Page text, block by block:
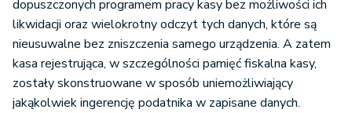
dopuszczonych programem pracy kasy bez możliwości ich
likwidacji oraz wielokrotny odczyt tych danych, które są
nieusuwalne bez zniszczenia samego urządzenia. A zatem
kasa rejestrująca, w szczególności pamięć fiskalna kasy,
zostały skonstruowane w sposób uniemożliwiający
jakąkolwiek ingerencję podatnika w zapisane danych.